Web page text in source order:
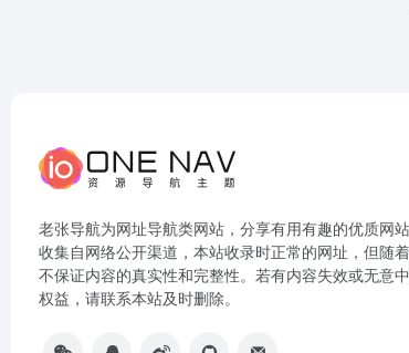
老张导航为网址导航类网站，分享有用有趣的优质网
收集自网络公开渠道，本站收录时正常的网址，但随
不保证内容的真实性和完整性。若有内容失效或无意
权益，请联系本站及时删除。